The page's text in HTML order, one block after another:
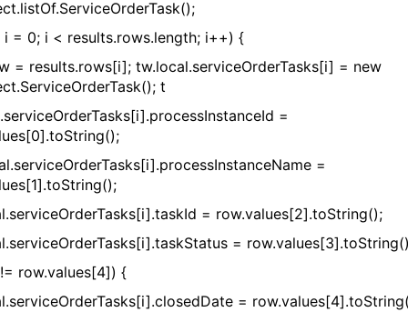
= 0; i < results.rows.length; i++) {
= results.rows[i]; tw.local.serviceOrderTasks[i] = new
t
=
=
= row.values[2].toString();
=
row.values[4]) {
=